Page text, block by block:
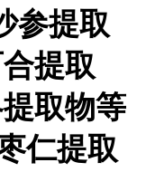
参提取
提取
取物等
仁提取